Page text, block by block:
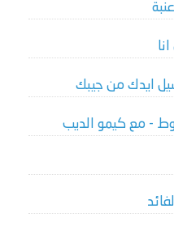
ايدك من جيبك
- مع كيمو الديب